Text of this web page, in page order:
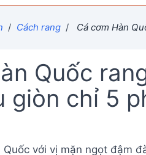
/ Cách rang / Cá cơm Hàn
Quốc
giòn chỉ 5
với vị mặn ngọt đậm